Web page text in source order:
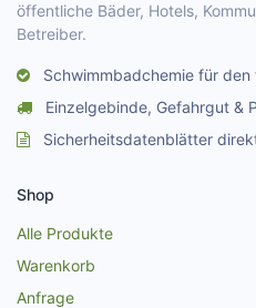
öffentliche Bäder, Hotels,
Betreiber.
Schwimmbadchemie für
Einzelgebinde, Gefahrgut &
Sicherheitsdatenblätter
Shop
Alle Produkte
Warenkorb
Anfrage